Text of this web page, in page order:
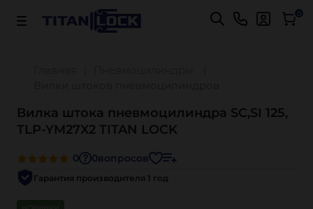
Важно! Для оплаты заказов Подробнее 0
Вилка штока пневмоцилиндра SC,SI 125,
TLP-YM27X2 TITAN LOCK
0 0вопросов
Гарантия производителя 1 год